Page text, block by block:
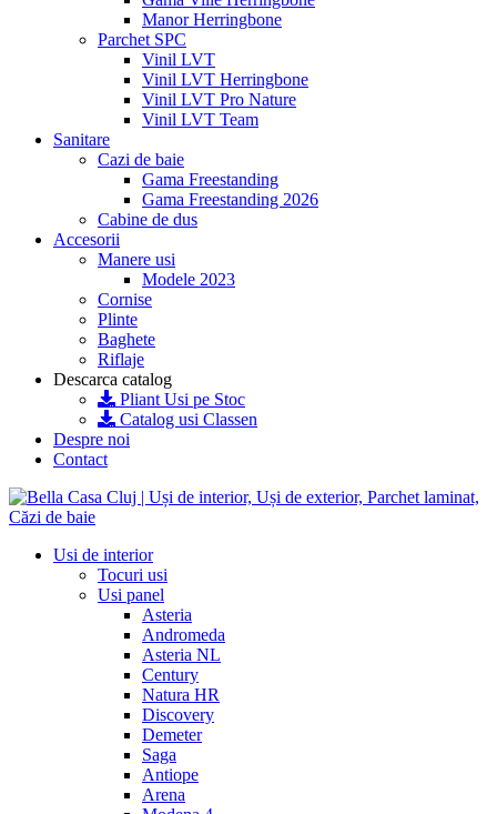
Manor Herringbone
Parchet SPC
Vinil LVT
Vinil LVT Herringbone
Vinil LVT Pro Nature
Vinil LVT Team
Sanitare
Cazi de baie
Gama Freestanding
Gama Freestanding 2026
Cabine de dus
Accesorii
Manere usi
Modele 2023
Cornise
Plinte
Baghete
Riflaje
Descarca catalog
Pliant Usi pe Stoc
Catalog usi Classen
Despre noi
Contact
Usi de interior
Tocuri usi
Usi panel
Asteria
Andromeda
Asteria NL
Century
Natura HR
Discovery
Demeter
Saga
Antiope
Arena